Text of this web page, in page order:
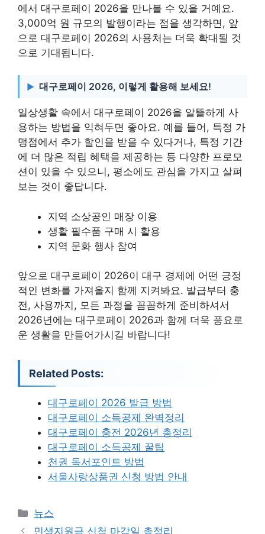
에서 대구로페이 2026을 만나볼 수 있을 거예요.
3,000억 원 규모의 발행이라는 점을 생각하면, 앞
으로 대구로페이 2026의 사용처는 더욱 확대될 것
으로 기대됩니다.
대구로페이 2026, 이렇게 활용해 보세요!
일상생활 속에서 대구로페이 2026을 알뜰하게 사
용하는 방법을 익혀두면 좋아요. 예를 들어, 특정 가
맹점에서 추가 할인을 받을 수 있다거나, 특정 기간
에 더 많은 적립 혜택을 제공하는 등 다양한 프로모
션이 있을 수 있으니, 평소에도 관심을 가지고 살펴
보는 것이 좋답니다.
지역 소상공인 매장 이용
생활 필수품 구매 시 활용
지역 문화 행사 참여
앞으로 대구로페이 2026이 대구 경제에 어떤 긍정
적인 변화를 가져올지 함께 지켜봐요. 발급부터 충
전, 사용까지, 모든 과정을 꼼꼼하게 준비하셔서
2026년에는 대구로페이 2026과 함께 더욱 풍요로
운 생활을 만들어가시길 바랍니다!
Related Posts:
대구로페이 2026 발급 방법
대구로페이 소득공제 완벽정리
대구로페이 충전 2026년 총정리
대구로페이 소득공제 꿀팁
천권 독서포인트 방법
서울사랑상품권 신청 방법 안내
카
테
뉴스
민생지원금 신청 마감일 총정리